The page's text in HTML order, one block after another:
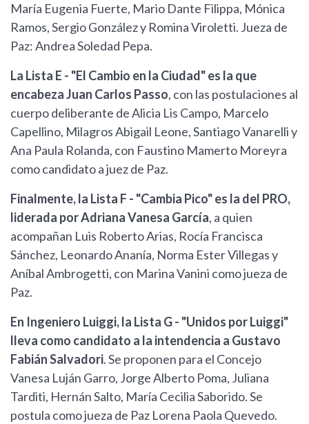
María Eugenia Fuerte, Mario Dante Filippa, Mónica
Ramos, Sergio González y Romina Viroletti. Jueza de
Paz: Andrea Soledad Pepa.
La Lista E - "El Cambio en la Ciudad" es la que
encabeza Juan Carlos Passo, con las postulaciones al
cuerpo deliberante de Alicia Lis Campo, Marcelo
Capellino, Milagros Abigail Leone, Santiago Vanarelli y
Ana Paula Rolanda, con Faustino Mamerto Moreyra
como candidato a juez de Paz.
Finalmente, la Lista F - "Cambia Pico" es la del PRO,
liderada por Adriana Vanesa García, a quien
acompañan Luis Roberto Arias, Rocía Francisca
Sánchez, Leonardo Ananía, Norma Ester Villegas y
Aníbal Ambrogetti, con Marina Vanini como jueza de
Paz.
En Ingeniero Luiggi, la Lista G - "Unidos por Luiggi"
lleva como candidato a la intendencia a Gustavo
Fabián Salvadori. Se proponen para el Concejo
Vanesa Luján Garro, Jorge Alberto Poma, Juliana
Tarditi, Hernán Salto, María Cecilia Saborido. Se
postula como jueza de Paz Lorena Paola Quevedo.